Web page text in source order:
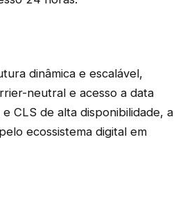
dinâmica e escalável,
neutral e acesso a data
CLS de alta disponibilidade, a
ecossistema digital em